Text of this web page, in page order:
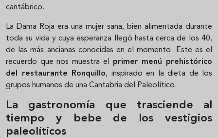
cantábrico.
La Dama Roja era una mujer sana, bien alimentada durante
toda su vida y cuya esperanza llegó hasta cerca de los 40,
de las más ancianas conocidas en el momento. Este es el
recuerdo que nos muestra el primer menú prehistórico
del restaurante Ronquillo, inspirado en la dieta de los
grupos humanos de una Cantabria del Paleolítico.
La gastronomía que trasciende al
tiempo y bebe de los vestigios
paleolíticos